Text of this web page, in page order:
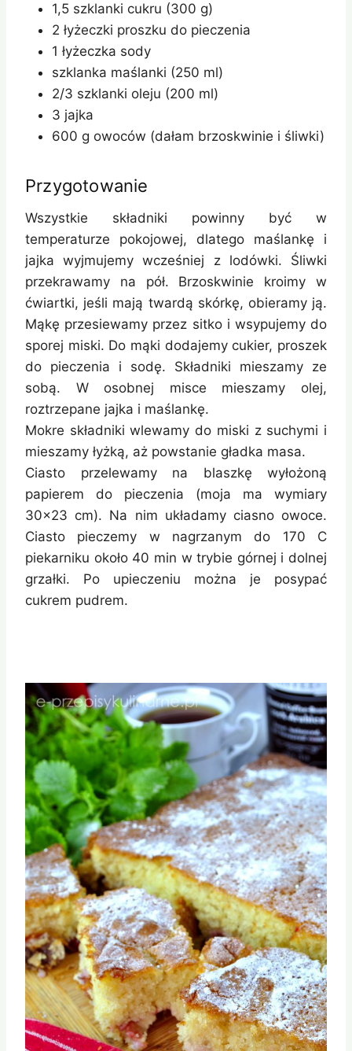
1,5 szklanki cukru (300 g)
2 łyżeczki proszku do pieczenia
1 łyżeczka sody
szklanka maślanki (250 ml)
2/3 szklanki oleju (200 ml)
3 jajka
600 g owoców (dałam brzoskwinie i śliwki)
Przygotowanie
Wszystkie składniki powinny być w
temperaturze pokojowej, dlatego maślankę i
jajka wyjmujemy wcześniej z lodówki. Śliwki
przekrawamy na pół. Brzoskwinie kroimy w
ćwiartki, jeśli mają twardą skórkę, obieramy ją.
Mąkę przesiewamy przez sitko i wsypujemy do
sporej miski. Do mąki dodajemy cukier, proszek
do pieczenia i sodę. Składniki mieszamy ze
sobą. W osobnej misce mieszamy olej,
roztrzepane jajka i maślankę.
Mokre składniki wlewamy do miski z suchymi i
mieszamy łyżką, aż powstanie gładka masa.
Ciasto przelewamy na blaszkę wyłożoną
papierem do pieczenia (moja ma wymiary
30×23 cm). Na nim układamy ciasno owoce.
Ciasto pieczemy w nagrzanym do 170 C
piekarniku około 40 min w trybie górnej i dolnej
grzałki. Po upieczeniu można je posypać
cukrem pudrem.